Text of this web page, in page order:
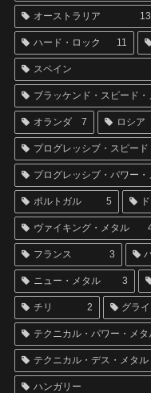
オーストラリア 13
ハード・ロック 11
スペイン
ブラッケンド・スピード・
オランダ 7 ロシア
プログレッシブ・スピー
プログレッシブ・パワー・
ポルトガル 5
ヴァイキング・メタル
フランス 3
ニュー・メタル 3
チリ 2 グラ
テクニカル・パワー・メタ
テクニカル・デス・メタル
ハンガリー